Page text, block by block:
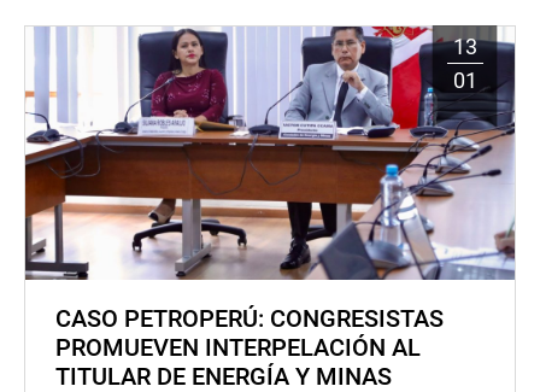
13
01
CASO PETROPERÚ: CONGRESISTAS
PROMUEVEN INTERPELACIÓN AL
TITULAR DE ENERGÍA Y MINAS